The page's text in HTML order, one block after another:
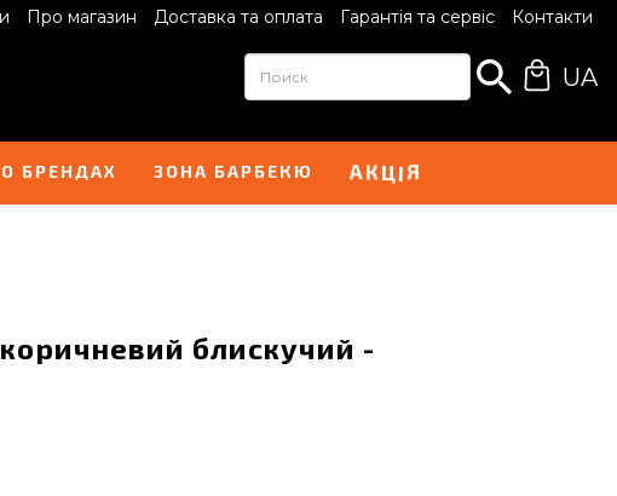
Про магазин Доставка та оплата Гарантія та сервіс Контакти
UA
БРЕНДАХ ЗОНА БАРБЕКЮ АКЦІЯ
коричневий блискучий -